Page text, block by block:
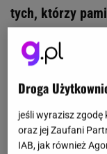
tych, którzy
którzy żyli w
komplet
Trzymamy kciuki!
Droga
jeśli wyrazisz zgodę
oraz jej Zaufani
IAB, jak również